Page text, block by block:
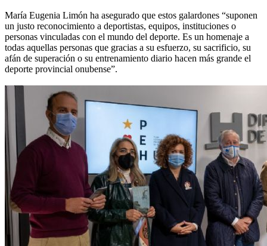
María Eugenia Limón ha asegurado que estos galardones “suponen
un justo reconocimiento a deportistas, equipos, instituciones o
personas vinculadas con el mundo del deporte. Es un homenaje a
todas aquellas personas que gracias a su esfuerzo, su sacrificio, su
afán de superación o su entrenamiento diario hacen más grande el
deporte provincial onubense”.